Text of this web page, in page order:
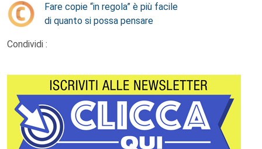
Fare copie “in regola” è più facile
di quanto si possa pensare
Condividi :